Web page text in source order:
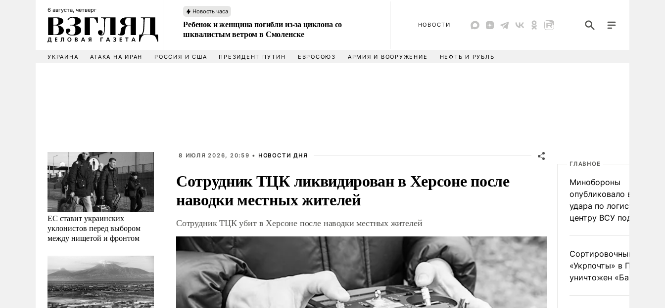
6 августа, четверг Новость часа
Ребенок и женщина погибли из-за циклона со
шквалистым ветром в Смоленске
НОВОСТИ
УКРАИНА АТАКА НА ИРАН РОССИЯ И США ПРЕЗИДЕНТ ПУТИН ЕВРОСОЮЗ АРМИЯ И ВООРУЖЕНИЕ НЕФТЬ И РУБЛЬ
ЕС ставит украинских
уклонистов перед выбором
между нищетой и фронтом
8 ИЮЛЯ 2026, 20:59 • НОВОСТИ ДНЯ
Сотрудник ТЦК ликвидирован в Херсоне после
наводки местных жителей
Сотрудник ТЦК убит в Херсоне после наводки местных жителей
ГЛАВНОЕ
Минобороны
опубликовало видео
удара по
центру ВСУ под Киевом
Сортировочный пункт
«Укрпочты» в
уничтожен